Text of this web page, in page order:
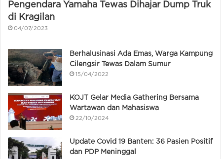
Pengendara Yamaha Tewas Dihajar Dump Truk
di Kragilan
04/07/2023
Berhalusinasi Ada Emas, Warga Kampung
Cilengsir Tewas Dalam Sumur
15/04/2022
KOJT Gelar Media Gathering Bersama
Wartawan dan Mahasiswa
22/10/2024
Update Covid 19 Banten: 36 Pasien Positif
dan PDP Meninggal